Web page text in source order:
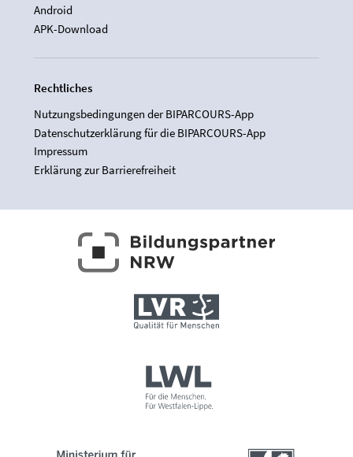
Android
APK-Download
Rechtliches
Nutzungsbedingungen der BIPARCOURS-App
Datenschutzerklärung für die BIPARCOURS-App
Impressum
Erklärung zur Barrierefreiheit